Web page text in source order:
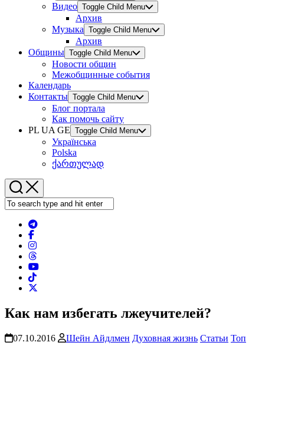
Видео Toggle Child Menu
Архив
Музыка Toggle Child Menu
Архив
Общины Toggle Child Menu
Новости общин
Межобщинные события
Календарь
Контакты Toggle Child Menu
Блог портала
Как помочь сайту
PL UA GE Toggle Child Menu
Українська
Polska
ქართულად
Как нам избегать лжеучителей?
07.10.2016 Шейн Айдлмен Духовная жизнь Статьи Топ